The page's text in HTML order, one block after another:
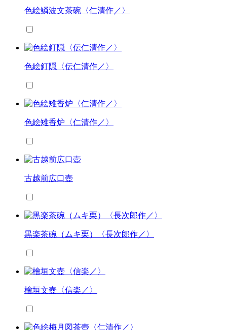
色絵鱗波文茶碗〈仁清作／〉
色絵釘隠〈伝仁清作／〉
色絵雉香炉〈仁清作／〉
古越前広口壺
黒楽茶碗（ムキ栗）〈長次郎作／〉
檜垣文壺〈信楽／〉